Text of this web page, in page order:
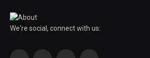
We're social, connect with us: